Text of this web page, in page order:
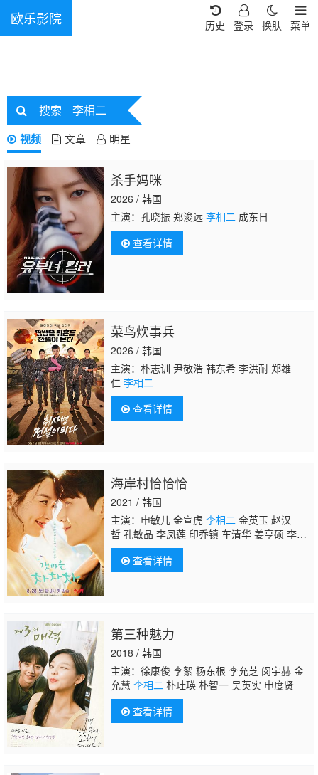
欧乐影院 菜单
换肤
登录
历史
搜索 李相二
视频 文章 明星
杀手妈咪
2026 / 韩国
主演：孔晓振 郑浚远 李相二成东日
查看详情
菜鸟炊事兵
2026 / 韩国
主演：朴志训 尹敬浩 韩东希 李洪耐 郑雄
仁 李相二
查看详情
海岸村恰恰恰
2021 / 韩国
主演：申敏儿 金宣虎 李相二 金英玉 赵汉
哲 孔敏晶 李凤莲 印乔镇 车清华 姜亨硕 李容
怡 申仙爱 尹硕贤 金周妍 洪智熙 金成范 徐尚
沅 禹美华 朴艺荣 李世亨 金敏瑞 奇恩侑 高度
妍 边胜泰 金贤佑
查看详情
第三种魅力
2018 / 韩国
主演：徐康俊 李絮 杨东根 李允芝 闵宇赫 金
允慧 李相二朴珪瑛 朴智一 吴英实 申度贤
查看详情